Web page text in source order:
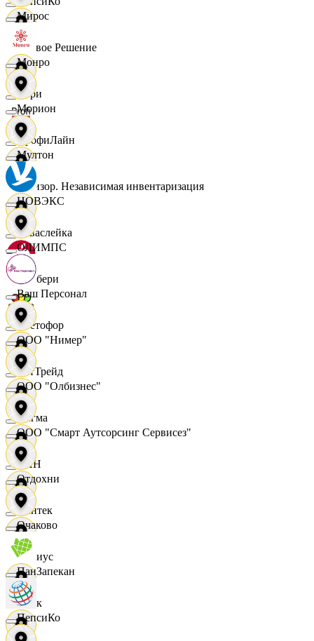
Первое Решение
Пери
ПрофиЛайн
Ревизор. Независимая инвентаризация
Саваслейка
Самбери
Светофор
СетТрейд
Сигма
СИН
Синтек
Сириус
Смак
Мирос
Монро
Морион
Мултон
НОВЭКС
ОЛИМПС
Ваш Персонал
ООО "Нимер"
ООО "Олбизнес"
ООО "Смарт Аутсорсинг Сервисез"
Отдохни
Очаково
ПанЗапекан
ПепсиКо